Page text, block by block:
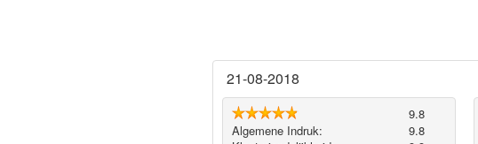
21-08-2018
9.8
Algemene Indruk:
9.8